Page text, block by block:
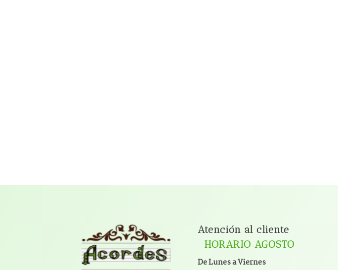
Atención al cliente
HORARIO AGOSTO
De Lunes a Viernes